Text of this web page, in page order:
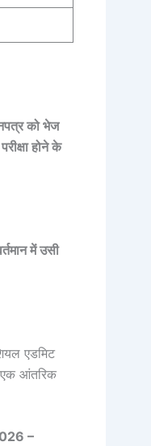
को भेज
होने के
में उसी
एडमिट
एक आंतरिक
–